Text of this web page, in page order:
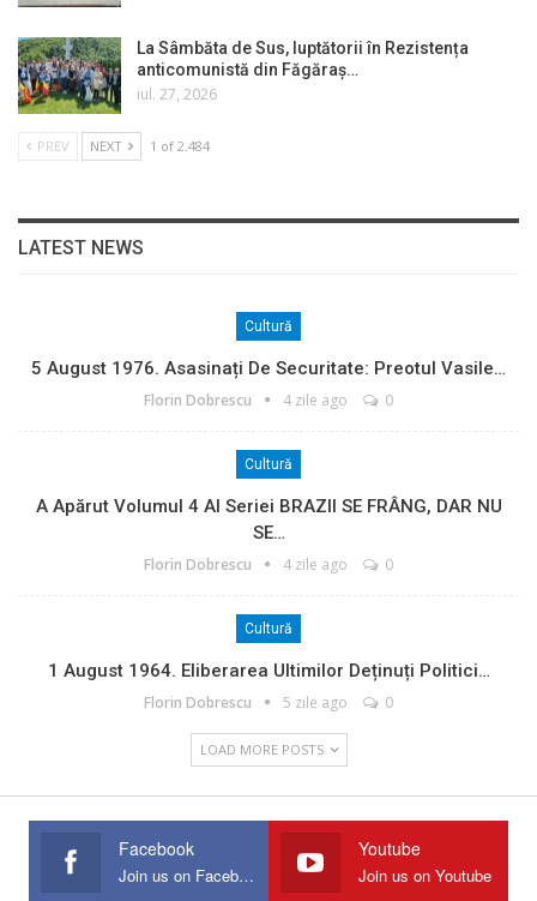
La Sâmbăta de Sus, luptătorii în Rezistența
anticomunistă din Făgăraș…
iul. 27, 2026
PREV NEXT 1 of 2.484
LATEST NEWS
Cultură
5 August 1976. Asasinați De Securitate: Preotul Vasile…
Florin Dobrescu 4 zile ago 0
Cultură
A Apărut Volumul 4 Al Seriei BRAZII SE FRÂNG, DAR NU
SE…
Florin Dobrescu 4 zile ago 0
Cultură
1 August 1964. Eliberarea Ultimilor Deținuți Politici…
Florin Dobrescu 5 zile ago 0
LOAD MORE POSTS
Facebook
Join us on Facebook
Youtube
Join us on Youtube